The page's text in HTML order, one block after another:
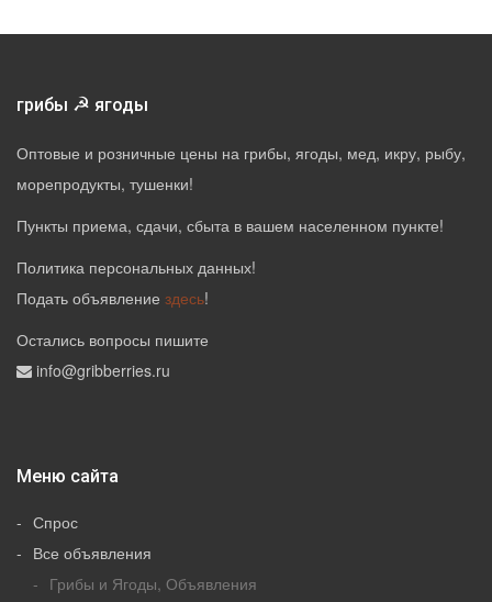
грибы ☭ ягоды
Оптовые и розничные цены на грибы, ягоды, мед, икру, рыбу,
морепродукты, тушенки!
Пункты приема, сдачи, сбыта в вашем населенном пункте!
Политика персональных данных!
Подать объявление здесь!
Остались вопросы пишите
info@gribberries.ru
Меню сайта
Спрос
Все объявления
Грибы и Ягоды, Объявления